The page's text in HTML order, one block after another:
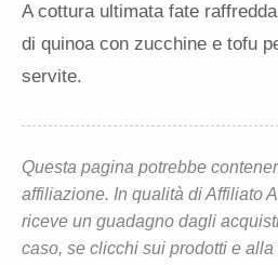
A cottura ultimata fate
di quinoa con zucchine e tofu
servite.
Questa pagina potrebbe
affiliazione. In qualità di Affiliato
riceve un guadagno dagli
caso, se clicchi sui prodotti e